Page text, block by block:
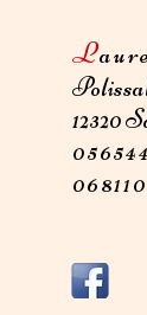
L
12320